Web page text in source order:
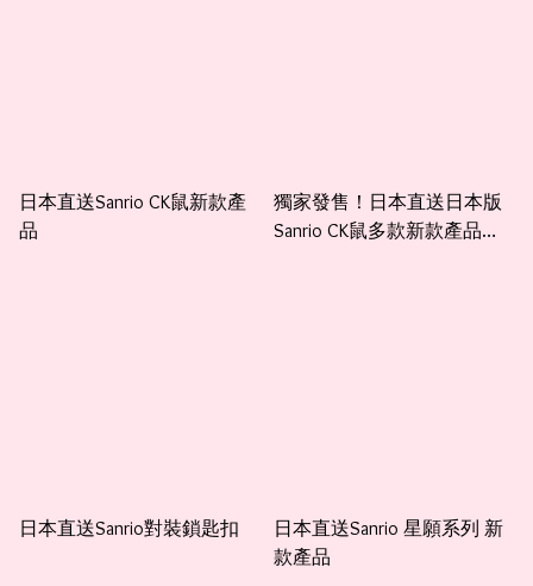
日本直送Sanrio CK鼠新款產
品
獨家發售！日本直送日本版
Sanrio CK鼠多款新款產品有
日本直送Sanrio對裝鎖匙扣
日本直送Sanrio 星願系列 新
款產品